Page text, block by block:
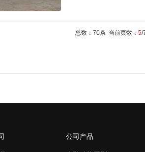
总数：70条 当前页数： 5/
公司产品